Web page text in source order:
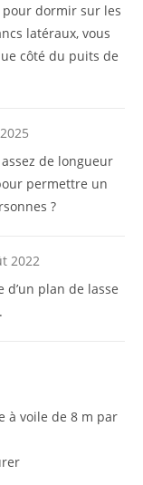
dormir sur les
latéraux, vous
côté du puits de
de longueur
permettre un
?
2022
d’un plan de lasse
à voile de 8 m par